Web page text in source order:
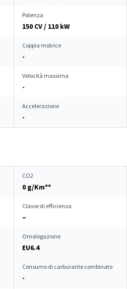
Potenza
150 CV / 110 kW
Coppia motrice
-
Velocità massima
-
Accelerazione
-
CO2
0 g/Km**
Classe di efficienza
–
Omologazione
EU6.4
Consumo di carburante combinato
-